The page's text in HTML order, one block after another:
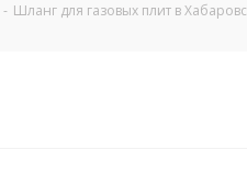
- Шланг для газовых плит в